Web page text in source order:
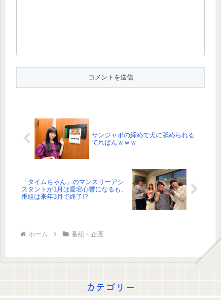
サンジャポの締めで犬に舐められる
てれぱんｗｗｗ
「タイムちゃん」のマンスリーアシ
スタントが1月は愛宕心響になるも、
番組は来年3月で終了!?
ホーム 番組・企画
カテゴリー